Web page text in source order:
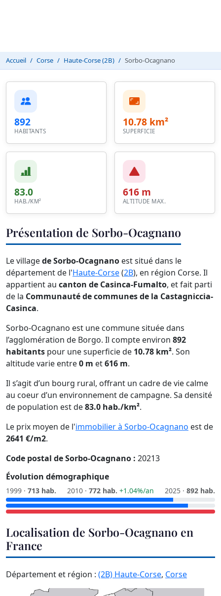
Accueil Corse Haute-Corse (2B) Sorbo-Ocagnano
892
HABITANTS
10.78 km²
SUPERFICIE
83.0
HAB./KM²
616 m
ALTITUDE MAX.
Présentation de Sorbo-Ocagnano
Le villagede Sorbo-Ocagnano est situé dans le
département de l'Haute-Corse(2B), en région Corse. Il
appartient au canton de Casinca-Fumalto, et fait parti
de la Communauté de communes de la Castagniccia-
Casinca.
Sorbo-Ocagnano est une commune située dans
l’agglomération de Borgo. Il compte environ 892
habitants pour une superficie de 10.78 km². Son
altitude varie entre0 m et616 m.
Il s’agit d’un bourg rural, offrant un cadre de vie calme
au coeur d’un environnement de campagne. Sa densité
de population est de83.0 hab./km².
Le prix moyen de l'immobilier à Sorbo-Ocagnano est de
2641 €/m2.
Code postal de Sorbo-Ocagnano : 20213
Évolution démographique
1999 · 713 hab. 2010 · 772 hab. +1.04%/an 2025 · 892 hab.
Localisation de Sorbo-Ocagnano en
France
Département et région : (2B) Haute-Corse, Corse